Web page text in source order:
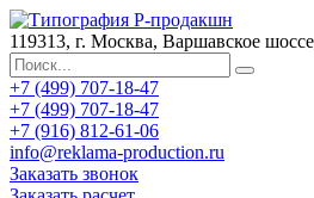
119313, г. Москва, Варшавское
+7 (499) 707-18-47
+7 (499) 707-18-47
+7 (916) 812-61-06
info@reklama-production.ru
Заказать звонок